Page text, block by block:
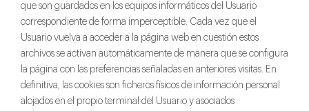
que son guardados en los equipos informáticos del Usuario
correspondiente de forma imperceptible. Cada vez que el
Usuario vuelva a acceder a la página web en cuestión estos
archivos se activan automáticamente de manera que se configura
la página con las preferencias señaladas en anteriores visitas. En
definitiva, las cookies son ficheros físicos de información personal
alojados en el propio terminal del Usuario y asociados